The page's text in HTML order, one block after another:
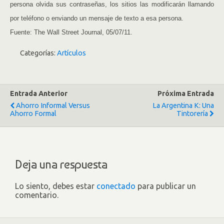
persona olvida sus contraseñas, los sitios las modificarán llamando
por teléfono o enviando un mensaje de texto a esa persona.
Fuente: The Wall Street Journal, 05/07/11.
Categorías: Artículos
Entrada Anterior
Ahorro Informal Versus
Ahorro Formal
Próxima Entrada
La Argentina K: Una
Tintorería
Deja una respuesta
Lo siento, debes estar conectado para publicar un
comentario.